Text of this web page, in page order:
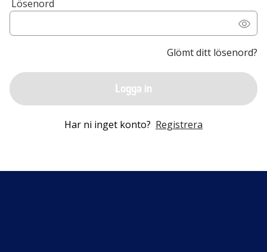
Lösenord
Glömt ditt lösenord?
Logga in
Har ni inget konto? Registrera